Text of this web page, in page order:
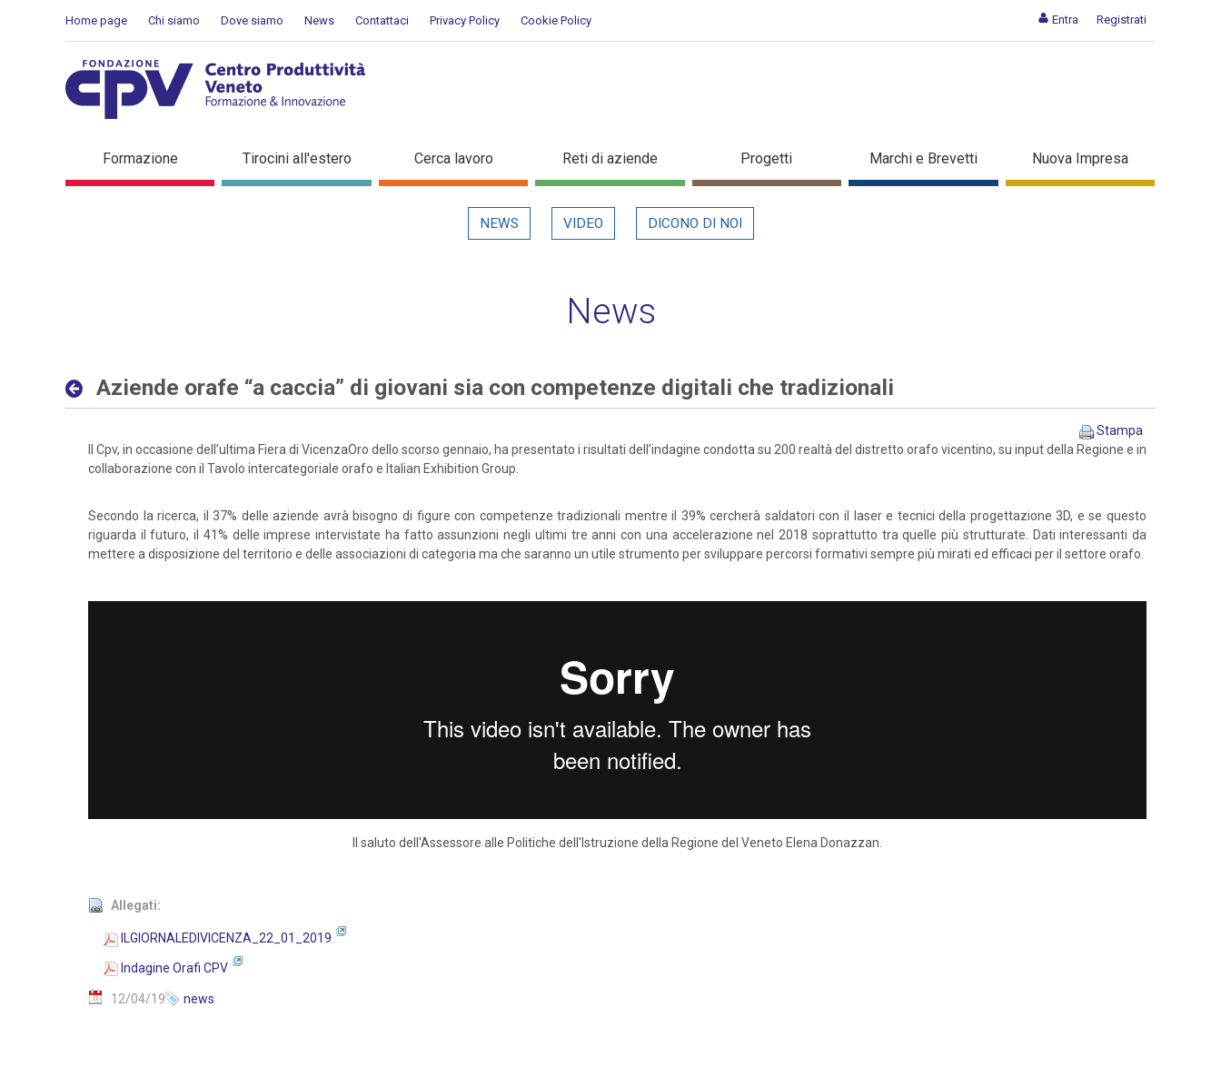
Entra Registrati
Home page Chi siamo Dove siamo News Contattaci Privacy Policy Cookie Policy
Aziende orafe “a caccia” di giovani sia con competenze digitali che tradizionali -
Formazione Tirocini all'estero Cerca lavoro Reti di aziende Progetti Marchi e Brevetti Nuova Impresa
NEWS VIDEO DICONO DI NOI
News
Aziende orafe “a caccia” di giovani sia con competenze digitali che tradizionali
Stampa
Il Cpv, in occasione dell’ultima Fiera di VicenzaOro dello scorso gennaio, ha presentato i risultati dell’indagine condotta su 200 realtà del distretto orafo vicentino, su input della Regione e in
collaborazione con il Tavolo intercategoriale orafo e Italian Exhibition Group.
Secondo la ricerca, il 37% delle aziende avrà bisogno di figure con competenze tradizionali mentre il 39% cercherà saldatori con il laser e tecnici della progettazione 3D, e se questo
riguarda il futuro, il 41% delle imprese intervistate ha fatto assunzioni negli ultimi tre anni con una accelerazione nel 2018 soprattutto tra quelle più strutturate. Dati interessanti da
mettere a disposizione del territorio e delle associazioni di categoria ma che saranno un utile strumento per sviluppare percorsi formativi sempre più mirati ed efficaci per il settore orafo.
Il saluto dell'Assessore alle Politiche dell'Istruzione della Regione del Veneto Elena Donazzan.
Allegati:
ILGIORNALEDIVICENZA_22_01_2019
Indagine Orafi CPV
12/04/19 news